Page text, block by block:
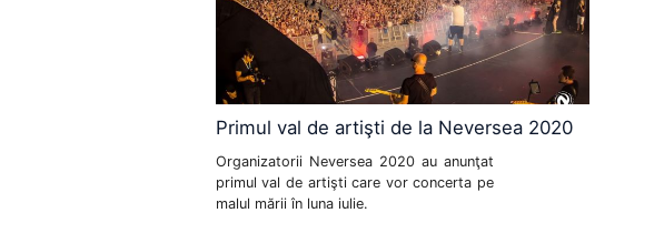
Primul val de artişti de la Neversea 2020
Organizatorii Neversea 2020 au anunţat
primul val de artişti care vor concerta pe
malul mării în luna iulie.